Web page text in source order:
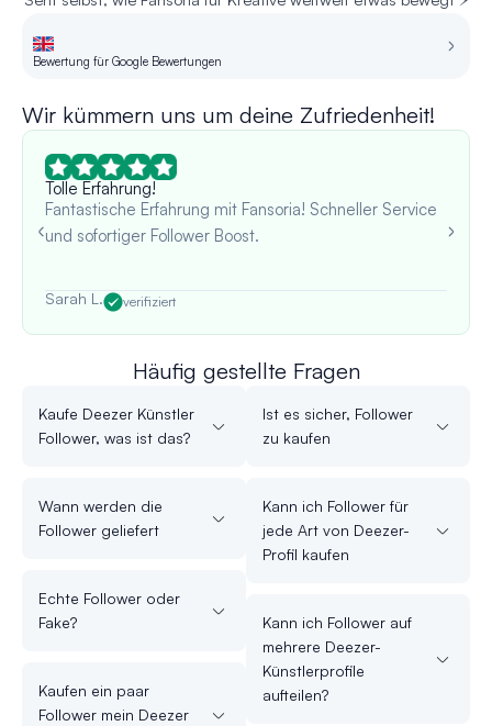
Bewertung für Google Bewertungen
Wir kümmern uns um deine Zufriedenheit!
Tolle Erfahrung!
Fantastische Erfahrung mit Fansoria! Schneller Service
und sofortiger Follower Boost.
Sarah L. verifiziert
Häufig gestellte Fragen
Kaufe Deezer Künstler
Follower, was ist das?
Wann werden die
Follower geliefert
Echte Follower oder
Fake?
Kaufen ein paar
Follower mein Deezer
Ist es sicher, Follower
zu kaufen
Kann ich Follower für
jede Art von Deezer-
Profil kaufen
Kann ich Follower auf
mehrere Deezer-
Künstlerprofile
aufteilen?